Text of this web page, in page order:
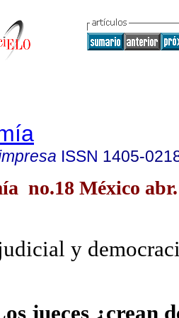
ISSN 1405-
no.18 México
y
jueces ¿crean